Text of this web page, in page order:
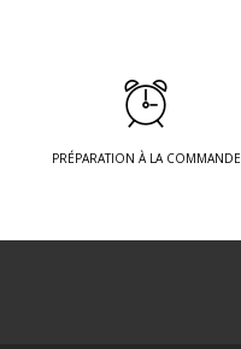
PRÉPARATION À LA COMMANDE